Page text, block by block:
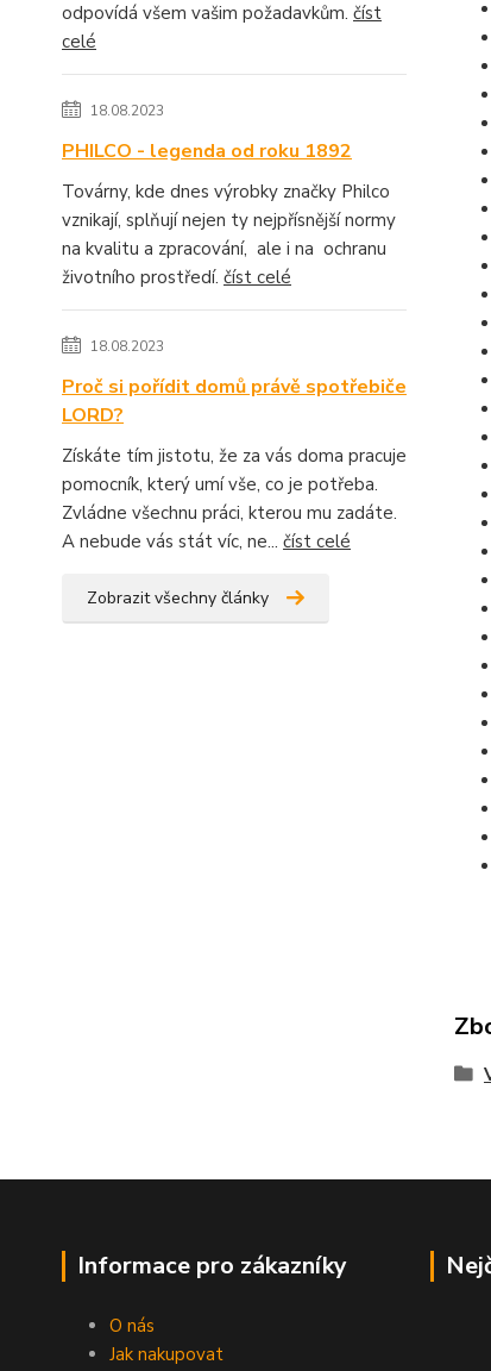
odpovídá všem vašim požadavkům. číst
celé
18.08.2023
PHILCO - legenda od roku 1892
Továrny, kde dnes výrobky značky Philco
vznikají, splňují nejen ty nejpřísnější normy
na kvalitu a zpracování, ale i na ochranu
životního prostředí. číst celé
18.08.2023
Proč si pořídit domů právě spotřebiče
LORD?
Získáte tím jistotu, že za vás doma pracuje
pomocník, který umí vše, co je potřeba.
Zvládne všechnu práci, kterou mu zadáte.
A nebude vás stát víc, ne... číst celé
Zobrazit všechny články
Informace pro zákazníky
O nás
Jak nakupovat